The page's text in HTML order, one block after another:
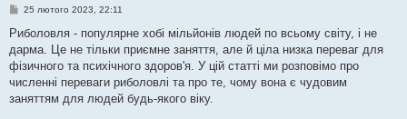
П
в
д
о
л
е
25 лютого 2023, 22:11
Риболовля - популярне хобі мільйонів людей по всьому світу, і не
дарма. Це не тільки приємне заняття, але й ціла низка переваг для
фізичного та психічного здоров'я. У цій статті ми розповімо про
численні переваги риболовлі та про те, чому вона є чудовим
заняттям для людей будь-якого віку.